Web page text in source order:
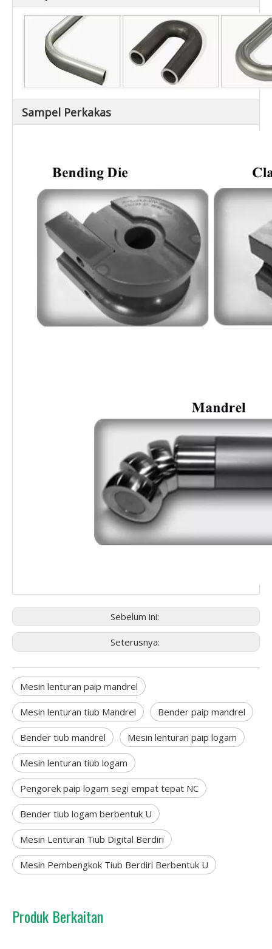
Sampel Perkakas
Sebelum ini:
Seterusnya:
Mesin lenturan paip mandrel
Mesin lenturan tiub Mandrel Bender paip mandrel
Bender tiub mandrel Mesin lenturan paip logam
Mesin lenturan tiub logam
Pengorek paip logam segi empat tepat NC
Bender tiub logam berbentuk U
Mesin Lenturan Tiub Digital Berdiri
Mesin Pembengkok Tiub Berdiri Berbentuk U
Produk Berkaitan